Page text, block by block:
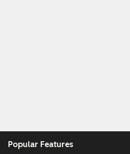
Popular Features